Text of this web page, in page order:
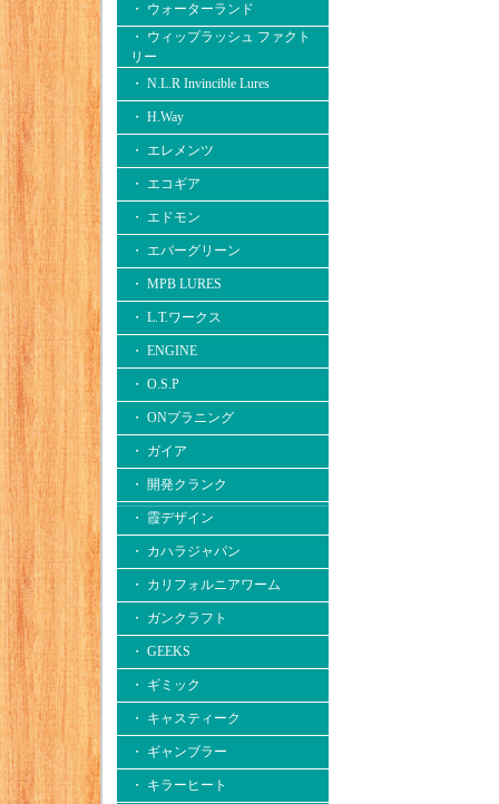
・ ウォーターランド
・ ウィップラッシュ ファクト
リー
・ N.L.R Invincible Lures
・ H.Way
・ エレメンツ
・ エコギア
・ エドモン
・ エバーグリーン
・ MPB LURES
・ L.T.ワークス
・ ENGINE
・ O.S.P
・ ONプラニング
・ ガイア
・ 開発クランク
・ 霞デザイン
・ カハラジャパン
・ カリフォルニアワーム
・ ガンクラフト
・ GEEKS
・ ギミック
・ キャスティーク
・ ギャンブラー
・ キラーヒート